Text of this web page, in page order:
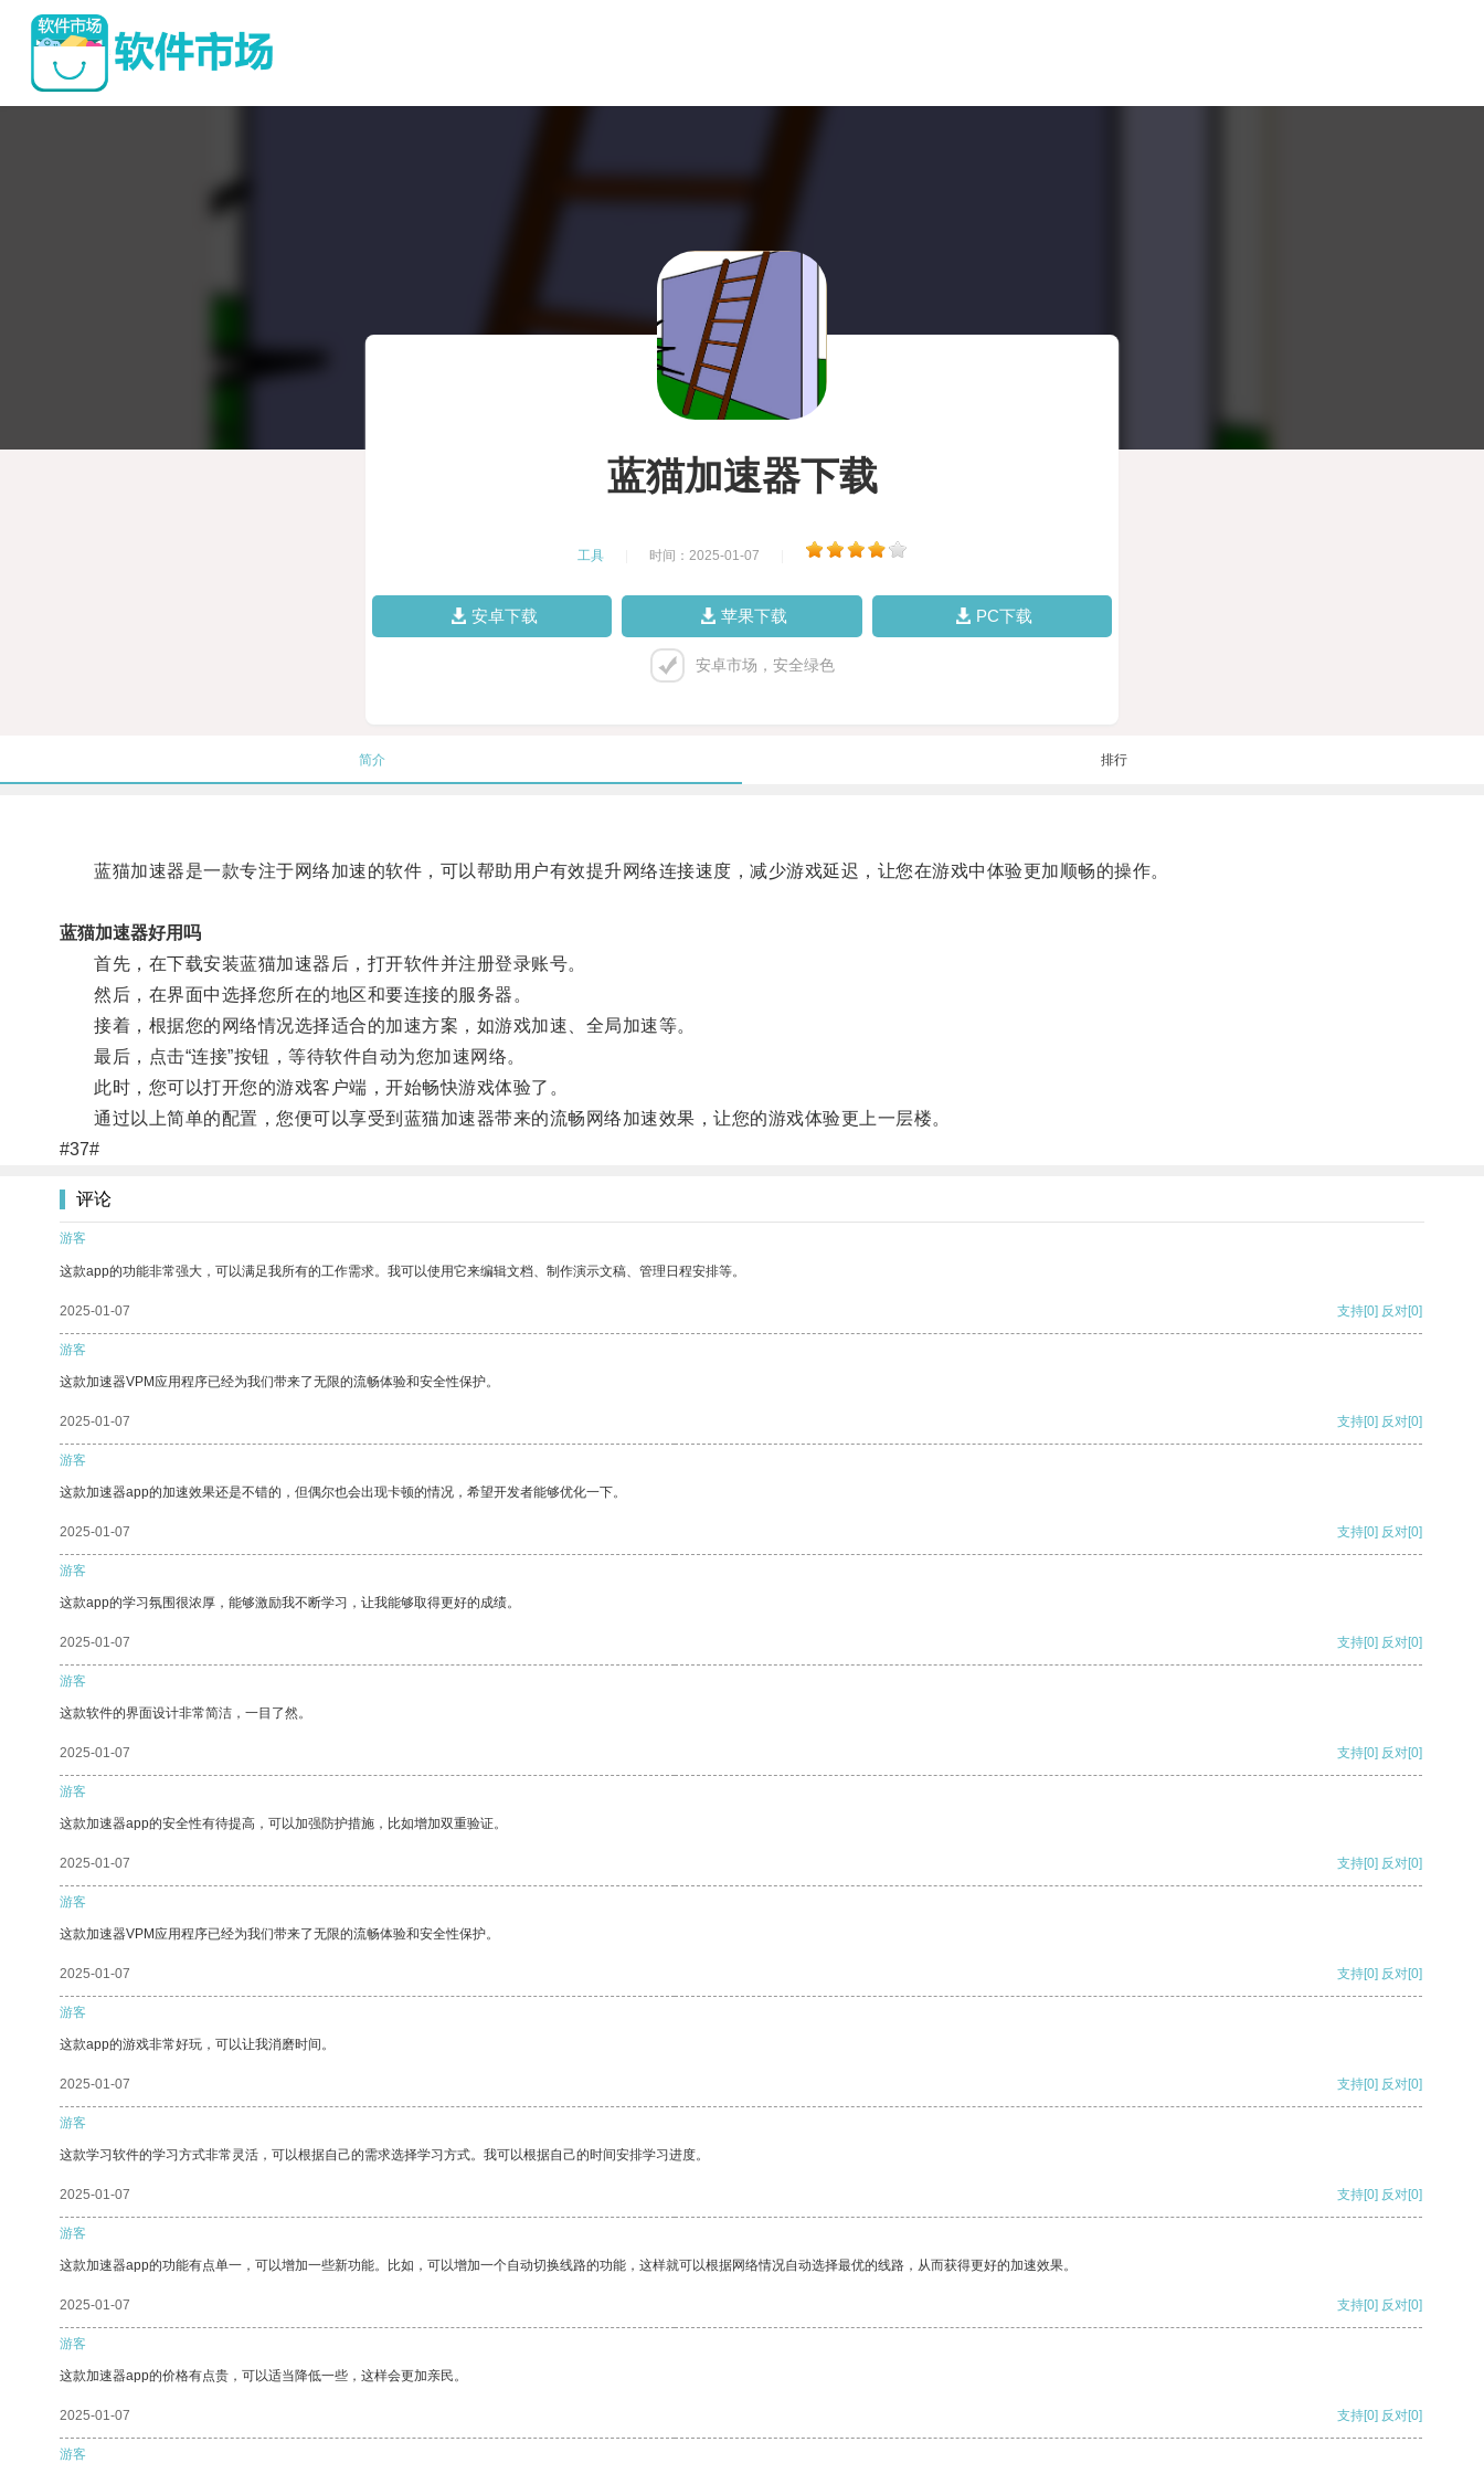
蓝猫加速器下载
工具 时间：2025-01-07
安卓下载 苹果下载 PC下载
安卓市场，安全绿色
简介 排行
蓝猫加速器是一款专注于网络加速的软件，可以帮助用户有效提升网络连接速度，减少游戏延迟，让您在游戏中体验更加顺畅的操作。
蓝猫加速器好用吗
首先，在下载安装蓝猫加速器后，打开软件并注册登录账号。
然后，在界面中选择您所在的地区和要连接的服务器。
接着，根据您的网络情况选择适合的加速方案，如游戏加速、全局加速等。
最后，点击“连接”按钮，等待软件自动为您加速网络。
此时，您可以打开您的游戏客户端，开始畅快游戏体验了。
通过以上简单的配置，您便可以享受到蓝猫加速器带来的流畅网络加速效果，让您的游戏体验更上一层楼。
#37#
评论
游客
这款app的功能非常强大，可以满足我所有的工作需求。我可以使用它来编辑文档、制作演示文稿、管理日程安排等。
2025-01-07 支持[0] 反对[0]
游客
这款加速器VPM应用程序已经为我们带来了无限的流畅体验和安全性保护。
2025-01-07 支持[0] 反对[0]
游客
这款加速器app的加速效果还是不错的，但偶尔也会出现卡顿的情况，希望开发者能够优化一下。
2025-01-07 支持[0] 反对[0]
游客
这款app的学习氛围很浓厚，能够激励我不断学习，让我能够取得更好的成绩。
2025-01-07 支持[0] 反对[0]
游客
这款软件的界面设计非常简洁，一目了然。
2025-01-07 支持[0] 反对[0]
游客
这款加速器app的安全性有待提高，可以加强防护措施，比如增加双重验证。
2025-01-07 支持[0] 反对[0]
游客
这款加速器VPM应用程序已经为我们带来了无限的流畅体验和安全性保护。
2025-01-07 支持[0] 反对[0]
游客
这款app的游戏非常好玩，可以让我消磨时间。
2025-01-07 支持[0] 反对[0]
游客
这款学习软件的学习方式非常灵活，可以根据自己的需求选择学习方式。我可以根据自己的时间安排学习进度。
2025-01-07 支持[0] 反对[0]
游客
这款加速器app的功能有点单一，可以增加一些新功能。比如，可以增加一个自动切换线路的功能，这样就可以根据网络情况自动选择最优的线路，从而获得更好的加速效果。
2025-01-07 支持[0] 反对[0]
游客
这款加速器app的价格有点贵，可以适当降低一些，这样会更加亲民。
2025-01-07 支持[0] 反对[0]
游客